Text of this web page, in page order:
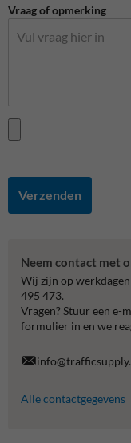
Vraag of opmerking
Verzenden
Neem contact met
Wij zijn op
495 473.
Vragen? Stuur een e-
formulier in en we
Alle contactgegevens